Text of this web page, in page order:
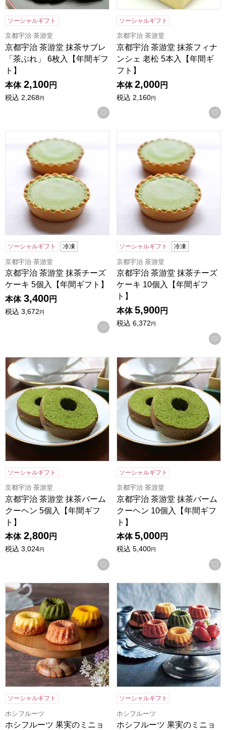
ソーシャルギフト
京都宇治 茶游堂
京都宇治 茶游堂 抹茶サブレ
「茶ぶれ」 6枚入【年間ギフ
ト】
本体 2,100円
税込 2,268円
お気に入りに登録する
ソーシャルギフト
京都宇治 茶游堂
京都宇治 茶游堂 抹茶フィナ
ンシェ 老松 5本入【年間ギ
フト】
本体 2,000円
税込 2,160円
京都宇治 茶游堂 抹茶チーズケーキ 5個入【年間ギフト】
ソーシャルギフト 冷凍
京都宇治 茶游堂
京都宇治 茶游堂 抹茶チーズ
ケーキ 5個入【年間ギフト】
本体 3,400円
税込 3,672円
お気に入りに登録する
京都宇治 茶游堂 抹茶チーズ
ソーシャルギフト 冷凍
京都宇治 茶游堂
京都宇治 茶游堂 抹茶チーズ
ケーキ 10個入【年間ギフ
ト】
本体 5,900円
税込 6,372円
京都宇治 茶游堂 抹茶バームクーヘン 5個入【年間ギフト】
ソーシャルギフト
京都宇治 茶游堂
京都宇治 茶游堂 抹茶バーム
クーヘン 5個入【年間ギフ
ト】
本体 2,800円
税込 3,024円
お気に入りに登録する
京都宇治 茶游堂 抹茶バーム
ソーシャルギフト
京都宇治 茶游堂
京都宇治 茶游堂 抹茶バーム
クーヘン 10個入【年間ギフ
ト】
本体 5,000円
税込 5,400円
ホシフルーツ 果実のミニョン・ド・クグロフ 4個[HFX-01A]
ソーシャルギフト
ホシフルーツ
ホシフルーツ 果実のミニョ
ホシフルーツ 果実のミニョ
ソーシャルギフト
ホシフルーツ
ホシフルーツ 果実のミニョ